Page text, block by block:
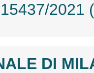
2021
DI